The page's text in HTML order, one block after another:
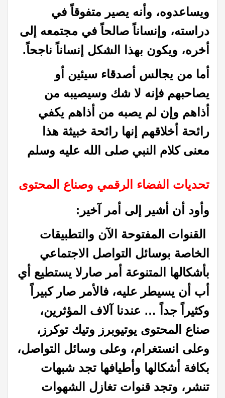
ويساعدوه، وأنه يصير متفوقاً في
دراسته، وإنساناً صالحاً في مجتمعه إلى
أخره، ويكون بهذا الشكل إنساناً ناجحاً.
أما من يجالس أصدقاء سيئين أو
يصاحبهم فإنه لا شك وسيصيبه من
أذاهم وإن لم يصبه من أذاهم يكفي
رائحة أخلاقهم إنها رائحة خبيثة هذا
معنى كلام النبي صلى الله عليه وسلم
تحديات الفضاء الرقمي وصناع المحتوى
وأود أن أشير إلى أمر آخير:
القنوات المفتوحة الآن والتطبيقات
الخاصة بوسائل التواصل الاجتماعي
بأشكالها المتنوعة أمر صارلا يستطيع أي
أب أن يسيطر عليه، فالأمر صار كبيراً
وكثيراً جداً … عندنا آلاف المؤثرين،
صناع المحتوى يوتيوبرز وتيك توكرز،
وعلى انستغرام، وعلى وسائل التواصل،
بكافة أشكالها وأطيافها تجد شبهات
تنشر، وتجد قنوات تغازل الشهوات